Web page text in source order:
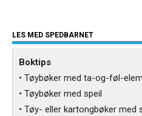
LES MED SPEDBARNET
Boktips
• Tøybøker med ta-og-føl-
• Tøybøker med speil
• Tøy- eller kartongbøker med